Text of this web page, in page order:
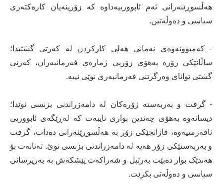
هەڵسوڕێنەرانی ئەم ئابوورییەداوە کە زۆرینەیان کارەکتەری
سیاسی و دەوڵەتین.
- کەمبوونەوەی نەمانی هەلی کارکردن لە کەرتی گشتیدا؛
ساڵانێکی زۆرە بەهۆی زۆریی ژمارەی فەرمانبەران، کەرتی
گشتی توانای وەرگرتنی فەرمانبەری نوێی نییە.
- گرفت و بەربەستە زۆرەکان لە دامەزراندنی بزنسی نوێدا؛
دیسانەوە بەهۆی چەندین بواری تایبەت کە لەڕێگەی ئابووریی
نافەرمییەوە، قازانجێکی زۆر بە هەڵسوڕێنەرانی دەدات، گرفت
و بەربەستێکی زۆر هەیە لە دامەزراندنی بزنسی نوێ. تەنانەت بۆ
هەندێک بوار دەبێت بەرتیل و شەراکەت پێشکەش بە بەرپرسانی
سیاسی و دەوڵەتی بکرێت.